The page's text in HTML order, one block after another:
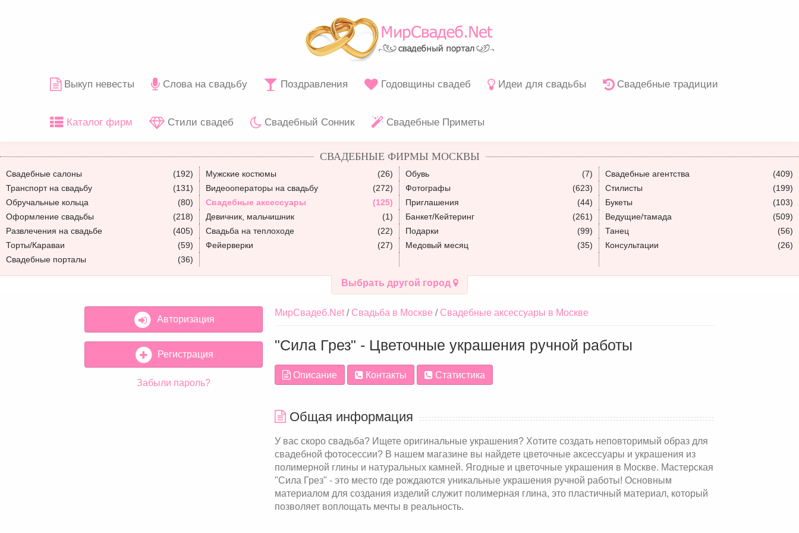
Выкуп невесты Слова на свадьбу Поздравления Годовщины свадеб Идеи для свадьбы Свадебные традиции
Каталог фирм Стили свадеб Свадебный Сонник Свадебные Приметы
СВАДЕБНЫЕ ФИРМЫ МОСКВЫ
Свадебные салоны (192) Мужские костюмы (26) Обувь (7) Свадебные агентства
(409)
Транспорт на свадьбу
(131) Видеооператоры на свадьбу (272) Фотографы (623) Стилисты
(199)
Обручальные кольца
(80) Свадебные аксессуары (125) Приглашения (44) Букеты
(103)
Оформление свадьбы
(218) Девичник, мальчишник (1) Банкет/Кейтеринг (261) Ведущие/тамада
(509)
Развлечения на свадьбе
(405) Свадьба на теплоходе (22) Подарки (99) Танец
(56)
Торты/Караваи
(59) Фейерверки (27) Медовый месяц (35) Консультации
(26)
Свадебные порталы
(36)
Выбрать другой город
МирСвадеб.Net Свадьба в Москве Свадебные аксессуары в Москве
"Сила Грез" - Цветочные украшения ручной работы
Описание Контакты Статистика
Общая информация
У вас скоро свадьба? Ищете оригинальные украшения? Хотите создать неповторимый образ для
свадебной фотосессии? В нашем магазине вы найдете цветочные аксессуары и украшения из
полимерной глины и натуральных камней. Ягодные и цветочные украшения в Москве. Мастерская
"Сила Грез" - это место где рождаются уникальные украшения ручной работы! Основным
материалом для создания изделий служит полимерная глина, это пластичный материал, который
позволяет воплощать мечты в реальность.
Авторизация
Регистрация
Забыли пароль?